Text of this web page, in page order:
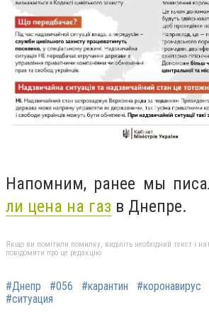
Напомним, ранее мы
ли цена на газ в Днепре.
Якщо ви помітили помилку, виділіть необхідний текст і
повідомити про це редакцію
#Днепр #056 #карантин #коронавирус
#ситуация